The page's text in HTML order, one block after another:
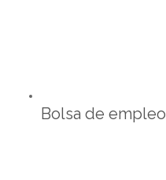
Bolsa de empleo